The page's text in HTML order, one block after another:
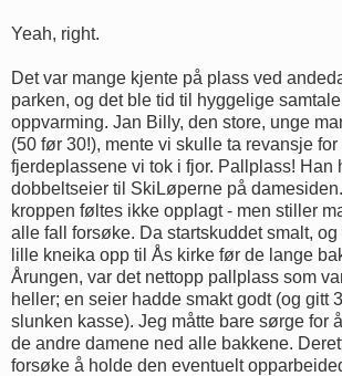
Yeah, right.
Det var mange kjente på plass ved
parken, og det ble tid til hyggelige
oppvarming. Jan Billy, den store, unge
(50 før 30!), mente vi skulle ta revansje for
fjerdeplassene vi tok i fjor. Pallplass! Han
dobbeltseier til SkiLøperne på
kroppen føltes ikke opplagt - men stiller
alle fall forsøke. Da startskuddet smalt, og
lille kneika opp til Ås kirke før de lange
Årungen, var det nettopp pallplass som
heller; en seier hadde smakt godt (og gitt
slunken kasse). Jeg måtte bare sørge for
de andre damene ned alle bakkene.
forsøke å holde den eventuelt